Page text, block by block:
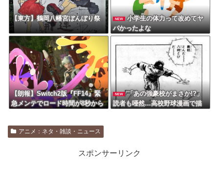
【東方】鶴岡八幡宮ぼんぼり祭 NEW
小学生の体力って改めてヤ
バかったよな
【朗報】Switch2版『FF14』緊
急メンテでロード時間が8秒から
NEW
「あの強豪校がまさか!?」
読者も唖然…高校野球漫画で描
アニメ：ネタ・雑談・ニュース
スポンサーリンク